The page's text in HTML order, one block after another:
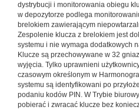
dystrybucji i monitorowania obiegu
w depozytorze podlega
brelokiem zawierającym
Zespolenie klucza z brelokiem jest
systemu i nie wymaga dodatkowych
Klucze są przechowywane w 32
wyjęcia. Tylko uprawnieni
czasowym określonym w
systemu są identyfikowani po
podaniu kodów PIN. W Trybie
pobierać i zwracać klucze bez